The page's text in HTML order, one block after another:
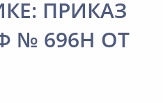
ПРИКАЗ
№ 696Н ОТ